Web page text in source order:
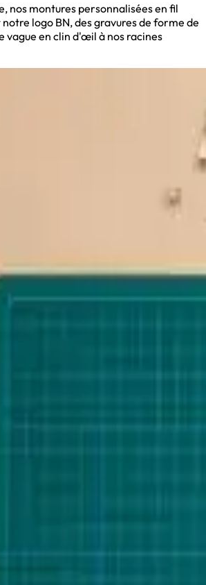
nos montures personnalisées en fil
logo BN, des gravures de forme de
vague en clin d'œil à nos racines